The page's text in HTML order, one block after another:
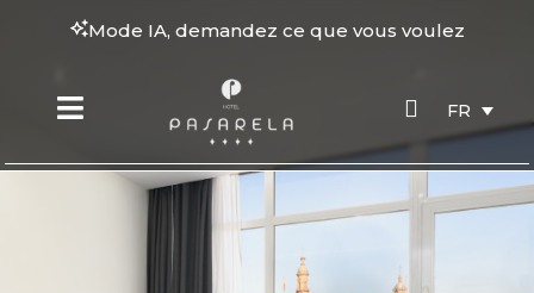
Mode IA, demandez ce que vous voulez
FR